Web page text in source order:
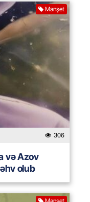
Manşet
306
və Azov
olub